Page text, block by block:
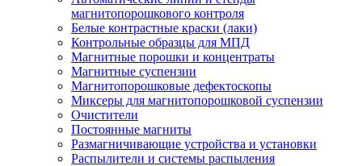
магнитопорошкового контроля
Белые контрастные краски (лаки)
Контрольные образцы для МПД
Магнитные порошки и концентраты
Магнитные суспензии
Магнитопорошковые дефектоскопы
Миксеры для магнитопорошковой суспензии
Очистители
Постоянные магниты
Размагничивающие устройства и установки
Распылители и системы распыления